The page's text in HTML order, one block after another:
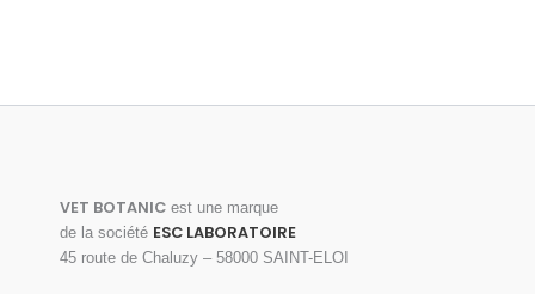
VET BOTANIC est une marque
de la société ESC LABORATOIRE
45 route de Chaluzy – 58000 SAINT-ELOI